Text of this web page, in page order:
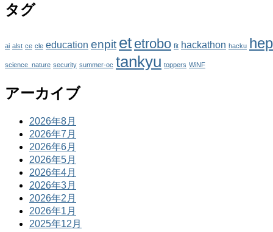
タグ
ai alst ce cle education enpit et etrobo fit hackathon hacku
science_nature security summer-oc tankyu toppers WiNF
アーカイブ
2026年8月
2026年7月
2026年6月
2026年5月
2026年4月
2026年3月
2026年2月
2026年1月
2025年12月